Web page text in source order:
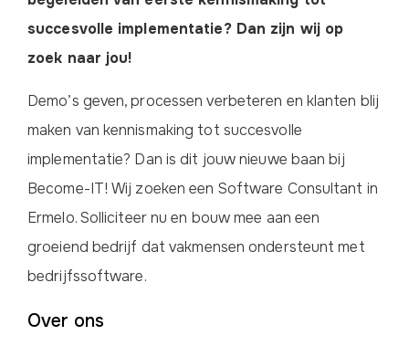
succesvolle implementatie? Dan zijn wij op
zoek naar jou!
Demo’s geven, processen verbeteren en klanten blij
maken van kennismaking tot succesvolle
implementatie? Dan is dit jouw nieuwe baan bij
Become-IT! Wij zoeken een Software Consultant in
Ermelo. Solliciteer nu en bouw mee aan een
groeiend bedrijf dat vakmensen ondersteunt met
bedrijfssoftware.
Over ons